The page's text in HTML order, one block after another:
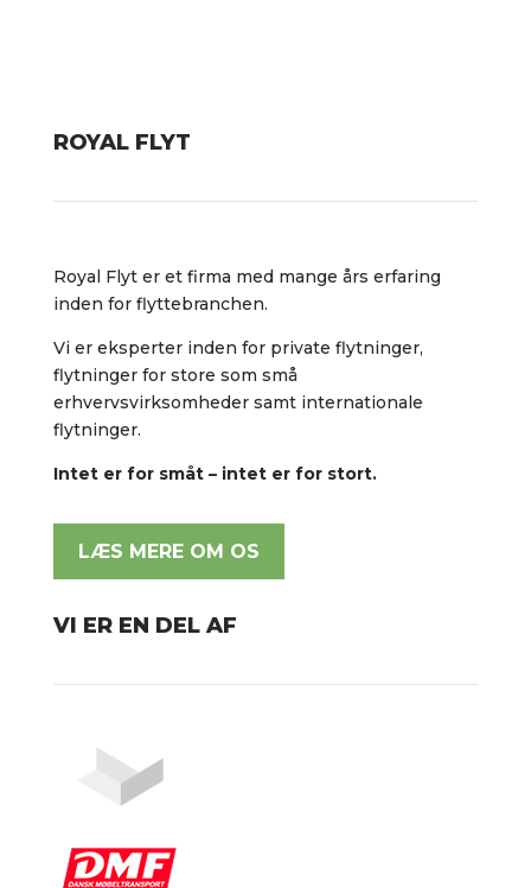
ROYAL FLYT
Royal Flyt er et firma med mange års erfaring
inden for flyttebranchen.
Vi er eksperter inden for private flytninger,
flytninger for store som små
erhvervsvirksomheder samt internationale
flytninger.
Intet er for småt – intet er for stort.
LÆS MERE OM OS
VI ER EN DEL AF